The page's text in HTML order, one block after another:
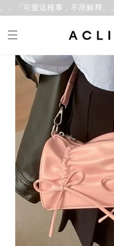
「可愛這種事，不用解釋。」